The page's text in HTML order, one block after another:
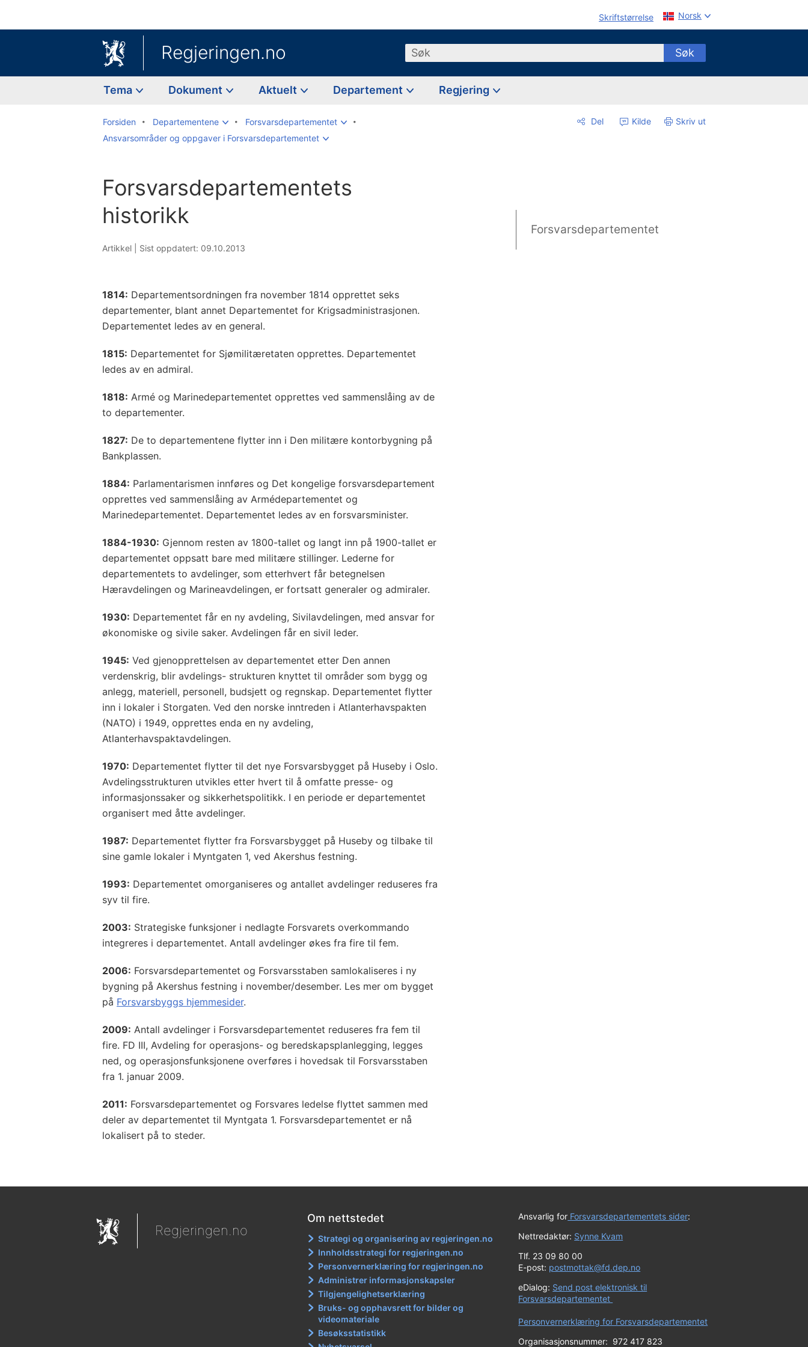
Skriftstørrelse Norsk
Regjeringen.no Søk Søk
Tema Dokument Aktuelt Departement Regjering
Forsiden Departementene
Forsvarsdepartementet
Ansvarsområder og oppgaver i Forsvarsdepartementet
Del Kilde Skriv ut
Forsvarsdepartementets
historikk
Artikkel | Sist oppdatert: 09.10.2013
1814: Departementsordningen fra november 1814 opprettet seks
departementer, blant annet Departementet for Krigsadministrasjonen.
Departementet ledes av en general.
1815: Departementet for Sjømilitæretaten opprettes. Departementet
ledes av en admiral.
1818: Armé og Marinedepartementet opprettes ved sammenslåing av de
to departementer.
1827: De to departementene flytter inn i Den militære kontorbygning på
Bankplassen.
1884: Parlamentarismen innføres og Det kongelige forsvarsdepartement
opprettes ved sammenslåing av Armédepartementet og
Marinedepartementet. Departementet ledes av en forsvarsminister.
1884-1930: Gjennom resten av 1800-tallet og langt inn på 1900-tallet er
departementet oppsatt bare med militære stillinger. Lederne for
departementets to avdelinger, som etterhvert får betegnelsen
Hæravdelingen og Marineavdelingen, er fortsatt generaler og admiraler.
1930: Departementet får en ny avdeling, Sivilavdelingen, med ansvar for
økonomiske og sivile saker. Avdelingen får en sivil leder.
1945: Ved gjenopprettelsen av departementet etter Den annen
verdenskrig, blir avdelings- strukturen knyttet til områder som bygg og
anlegg, materiell, personell, budsjett og regnskap. Departementet flytter
inn i lokaler i Storgaten. Ved den norske inntreden i Atlanterhavspakten
(NATO) i 1949, opprettes enda en ny avdeling,
Atlanterhavspaktavdelingen.
1970: Departementet flytter til det nye Forsvarsbygget på Huseby i Oslo.
Avdelingsstrukturen utvikles etter hvert til å omfatte presse- og
informasjonssaker og sikkerhetspolitikk. I en periode er departementet
organisert med åtte avdelinger.
1987: Departementet flytter fra Forsvarsbygget på Huseby og tilbake til
sine gamle lokaler i Myntgaten 1, ved Akershus festning.
1993: Departementet omorganiseres og antallet avdelinger reduseres fra
syv til fire.
2003: Strategiske funksjoner i nedlagte Forsvarets overkommando
integreres i departementet. Antall avdelinger økes fra fire til fem.
2006: Forsvarsdepartementet og Forsvarsstaben samlokaliseres i ny
bygning på Akershus festning i november/desember. Les mer om bygget
på Forsvarsbyggs hjemmesider.
2009: Antall avdelinger i Forsvarsdepartementet reduseres fra fem til
fire. FD III, Avdeling for operasjons- og beredskapsplanlegging, legges
ned, og operasjonsfunksjonene overføres i hovedsak til Forsvarsstaben
fra 1. januar 2009.
2011: Forsvarsdepartementet og Forsvares ledelse flyttet sammen med
deler av departementet til Myntgata 1. Forsvarsdepartementet er nå
lokalisert på to steder.
Forsvarsdepartementet
Regjeringen.no
Om nettstedet
Strategi og organisering av regjeringen.no
Innholdsstrategi for regjeringen.no
Personvernerklæring for regjeringen.no
Administrer informasjonskapsler
Tilgjengelighetserklæring
Bruks- og opphavsrett for bilder og
videomateriale
Besøksstatistikk
Ansvarlig for Forsvarsdepartementets sider:
Nettredaktør: Synne Kvam
Tlf. 23 09 80 00
E-post: postmottak@fd.dep.no
eDialog: Send post elektronisk til
Forsvarsdepartementet
Personvernerklæring for Forsvarsdepartementet
Organisasjonsnummer: 972 417 823